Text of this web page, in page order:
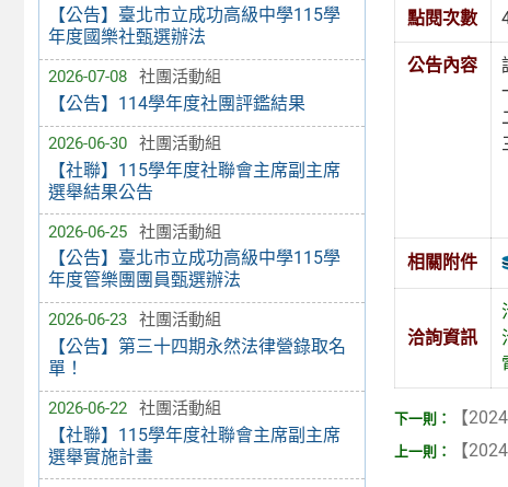
【公告】臺北市立成功高級中學115學
年度國樂社甄選辦法
2026-07-08 社團活動組
【公告】114學年度社團評鑑結果
2026-06-30 社團活動組
【社聯】115學年度社聯會主席副主席
選舉結果公告
2026-06-25 社團活動組
【公告】臺北市立成功高級中學115學
年度管樂團團員甄選辦法
2026-06-23 社團活動組
【公告】第三十四期永然法律營錄取名
單！
2026-06-22 社團活動組
【社聯】115學年度社聯會主席副主席
選舉實施計畫
點閱次數
公告內容
相關附件
洽詢資訊
【
【